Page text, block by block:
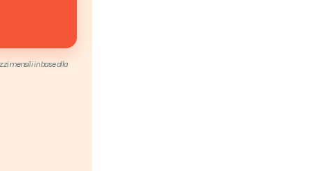
mensili in base alla